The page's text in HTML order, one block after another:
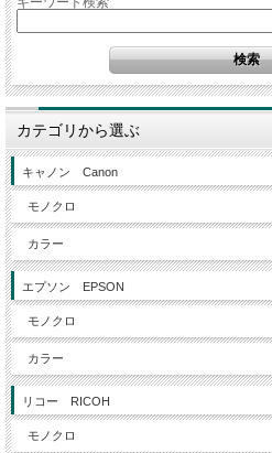
カテゴリから選ぶ
キャノン Canon
モノクロ
カラー
エプソン EPSON
モノクロ
カラー
リコー RICOH
モノクロ